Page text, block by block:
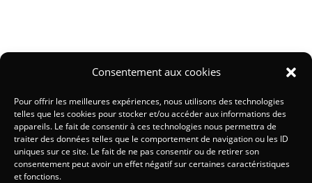
Consentement aux cookies
Pour offrir les meilleures expériences, nous utilisons des technologies
telles que les cookies pour stocker et/ou accéder aux informations des
appareils. Le fait de consentir à ces technologies nous permettra de
traiter des données telles que le comportement de navigation ou les ID
uniques sur ce site. Le fait de ne pas consentir ou de retirer son
consentement peut avoir un effet négatif sur certaines caractéristiques
et fonctions.